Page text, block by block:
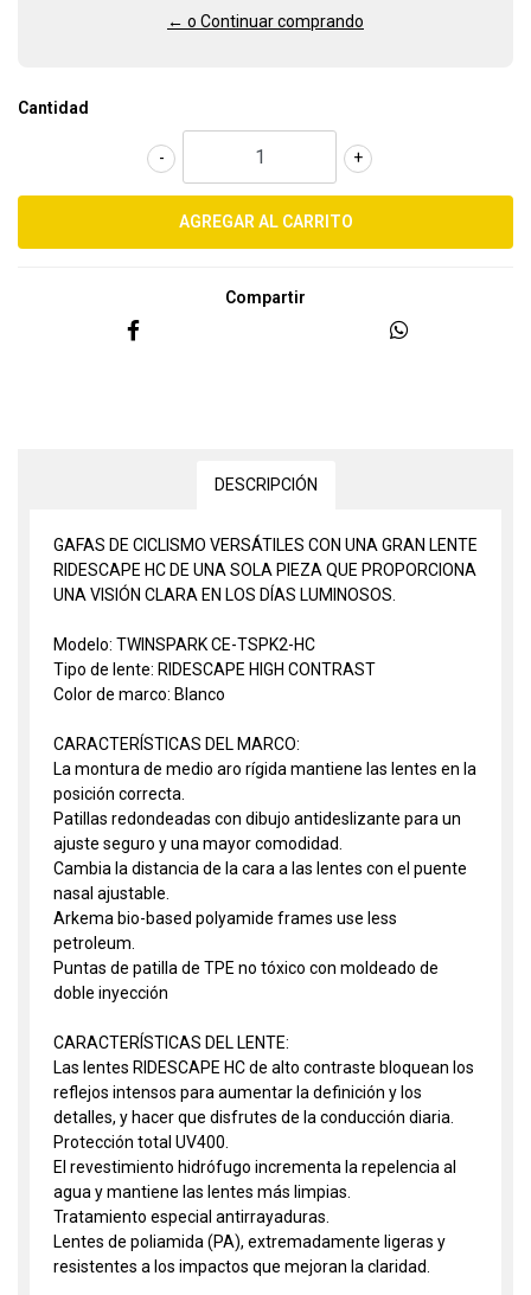
← o Continuar comprando
Cantidad
+
-
Compartir
DESCRIPCIÓN
GAFAS DE CICLISMO VERSÁTILES CON UNA GRAN LENTE
RIDESCAPE HC DE UNA SOLA PIEZA QUE PROPORCIONA
UNA VISIÓN CLARA EN LOS DÍAS LUMINOSOS.
Modelo: TWINSPARK CE-TSPK2-HC
Tipo de lente: RIDESCAPE HIGH CONTRAST
Color de marco: Blanco
CARACTERÍSTICAS DEL MARCO:
La montura de medio aro rígida mantiene las lentes en la
posición correcta.
Patillas redondeadas con dibujo antideslizante para un
ajuste seguro y una mayor comodidad.
Cambia la distancia de la cara a las lentes con el puente
nasal ajustable.
Arkema bio-based polyamide frames use less
petroleum.
Puntas de patilla de TPE no tóxico con moldeado de
doble inyección
CARACTERÍSTICAS DEL LENTE:
Las lentes RIDESCAPE HC de alto contraste bloquean los
reflejos intensos para aumentar la definición y los
detalles, y hacer que disfrutes de la conducción diaria.
Protección total UV400.
El revestimiento hidrófugo incrementa la repelencia al
agua y mantiene las lentes más limpias.
Tratamiento especial antirrayaduras.
Lentes de poliamida (PA), extremadamente ligeras y
resistentes a los impactos que mejoran la claridad.